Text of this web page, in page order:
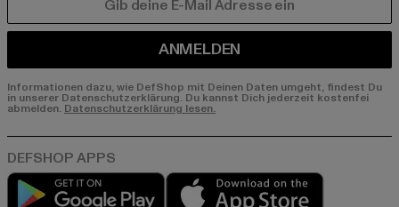
ANMELDEN
Informationen dazu, wie DefShop mit Deinen Daten umgeht, findest Du
in unserer Datenschutzerklärung. Du kannst Dich jederzeit kostenfei
abmelden. Datenschutzerklärung lesen.
Play market